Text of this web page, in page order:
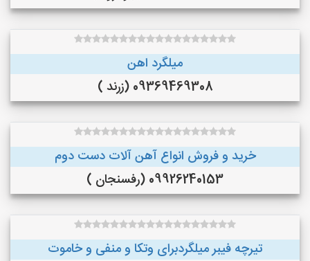
میلگرد اهن
09369469308 (زرند )
خرید و فروش انواع آهن آلات دست دوم
09926240153 (رفسنجان )
تیرچه فیبر میلگردبرای وتکا و منفی و خاموت